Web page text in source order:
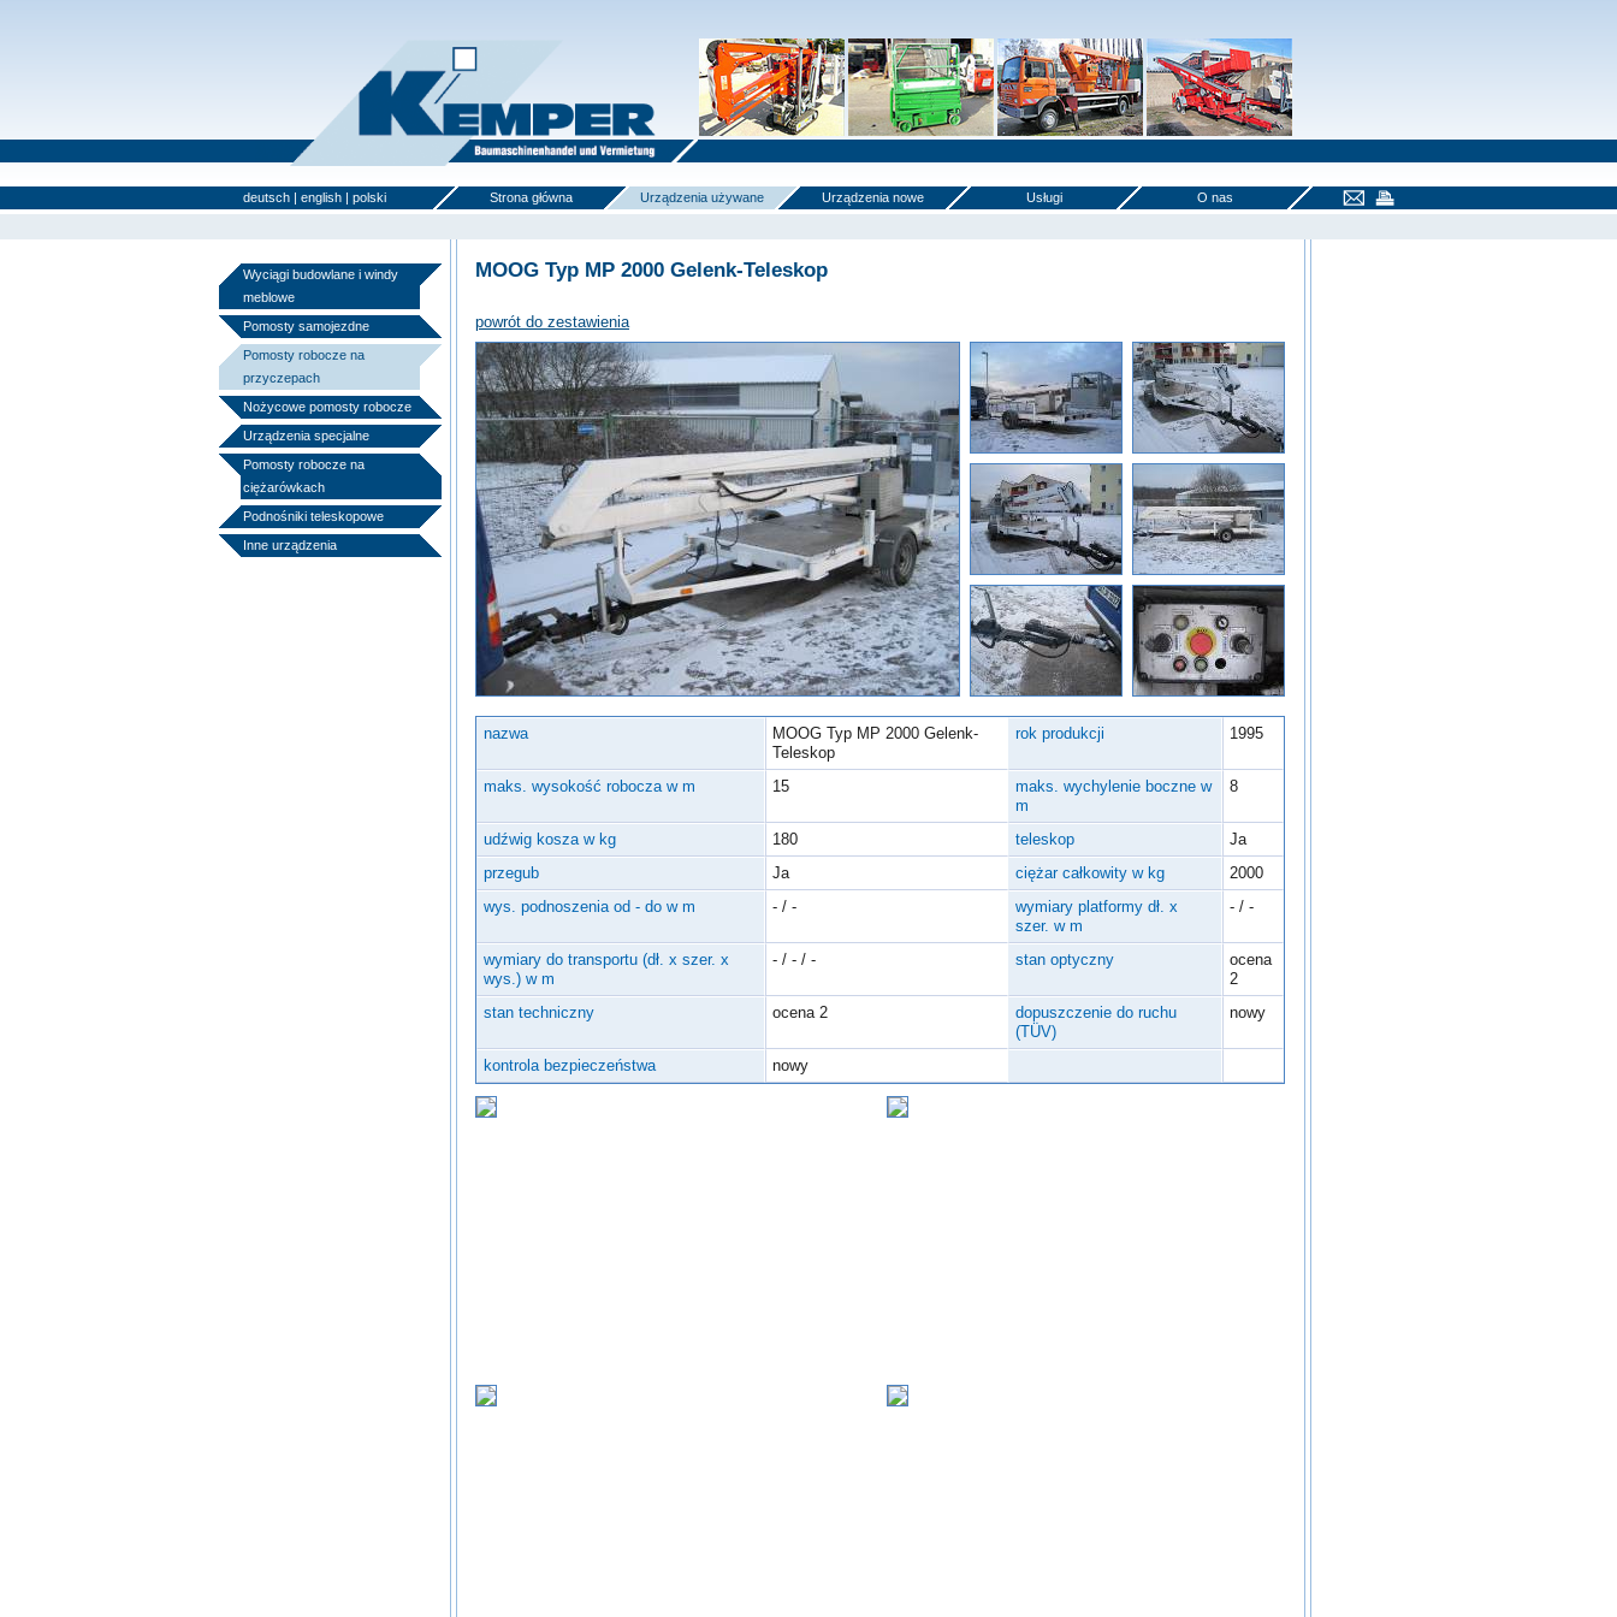
deutsch | english | polski Strona główna Urządzenia używane Urządzenia nowe Usługi O nas
Wyciągi budowlane i windy
meblowe
Pomosty samojezdne
Pomosty robocze na
przyczepach
Nożycowe pomosty robocze
Urządzenia specjalne
Pomosty robocze na
ciężarówkach
Podnośniki teleskopowe
Inne urządzenia
MOOG Typ MP 2000 Gelenk-Teleskop
powrót do zestawienia
nazwa
MOOG Typ MP 2000 Gelenk-
Teleskop
rok produkcji 1995
maks. wysokość robocza w m 15
maks. wychylenie boczne w
m
8
udźwig kosza w kg 180 teleskop
Ja
przegub
Ja ciężar całkowity w kg
2000
wys. podnoszenia od - do w m
- / -
wymiary platformy dł. x
szer. w m
- / -
wymiary do transportu (dł. x szer. x
wys.) w m
- / - / - stan optyczny
ocena
2
stan techniczny
ocena 2
dopuszczenie do ruchu
(TÜV)
nowy
kontrola bezpieczeństwa nowy